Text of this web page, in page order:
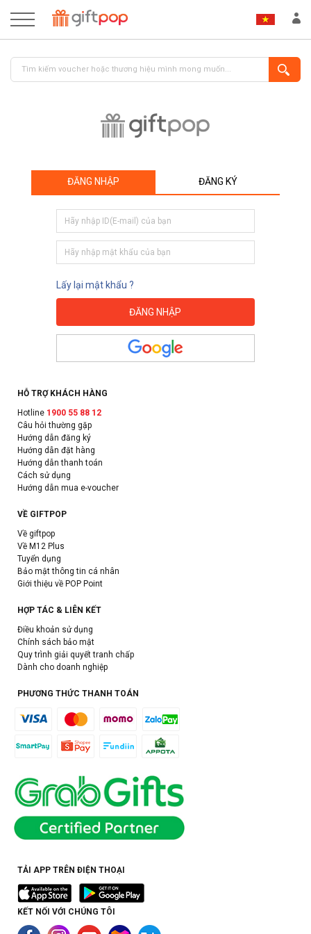
ĐĂNG NHẬP ĐĂNG KÝ
Lấy lại mật khẩu ?
HỖ TRỢ KHÁCH HÀNG
Hotline 1900 55 88 12
Câu hỏi thường gặp
Hướng dẫn đăng ký
Hướng dẫn đặt hàng
Hướng dẫn thanh toán
Cách sử dụng
Hướng dẫn mua e-voucher
VỀ GIFTPOP
Về giftpop
Về M12 Plus
Tuyển dụng
Bảo mật thông tin cá nhân
Giới thiệu về POP Point
HỢP TÁC & LIÊN KẾT
Điều khoản sử dụng
Chính sách bảo mật
Quy trình giải quyết tranh chấp
Dành cho doanh nghiệp
PHƯƠNG THỨC THANH TOÁN
TẢI APP TRÊN ĐIỆN THOẠI
KẾT NỐI VỚI CHÚNG TÔI